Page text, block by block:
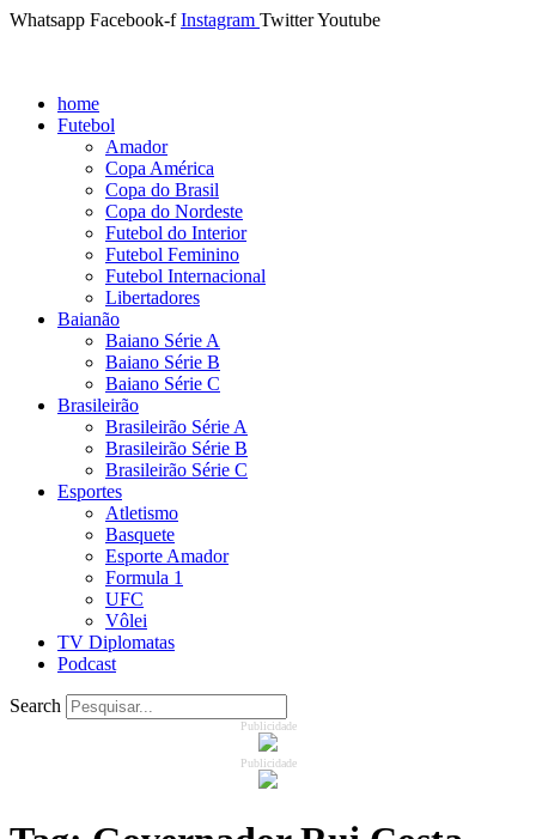
Whatsapp Facebook-f Instagram TwitterYoutube
home
Futebol
Amador
Copa América
Copa do Brasil
Copa do Nordeste
Futebol do Interior
Futebol Feminino
Futebol Internacional
Libertadores
Baianão
Baiano Série A
Baiano Série B
Baiano Série C
Brasileirão
Brasileirão Série A
Brasileirão Série B
Brasileirão Série C
Esportes
Atletismo
Basquete
Esporte Amador
Formula 1
UFC
Vôlei
TV Diplomatas
Podcast
Search
Publicidade
Publicidade